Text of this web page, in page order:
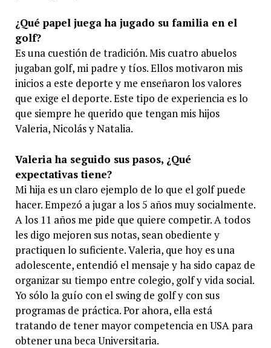
¿Qué papel juega ha jugado su familia en el
golf?
Es una cuestión de tradición. Mis cuatro abuelos
jugaban golf, mi padre y tíos. Ellos motivaron mis
inicios a este deporte y me enseñaron los valores
que exige el deporte. Este tipo de experiencia es lo
que siempre he querido que tengan mis hijos
Valeria, Nicolás y Natalia.
Valeria ha seguido sus pasos, ¿Qué
expectativas tiene?
Mi hija es un claro ejemplo de lo que el golf puede
hacer. Empezó a jugar a los 5 años muy socialmente.
A los 11 años me pide que quiere competir. A todos
les digo mejoren sus notas, sean obediente y
practiquen lo suficiente. Valeria, que hoy es una
adolescente, entendió el mensaje y ha sido capaz de
organizar su tiempo entre colegio, golf y vida social.
Yo sólo la guío con el swing de golf y con sus
programas de práctica. Por ahora, ella está
tratando de tener mayor competencia en USA para
obtener una beca Universitaria.